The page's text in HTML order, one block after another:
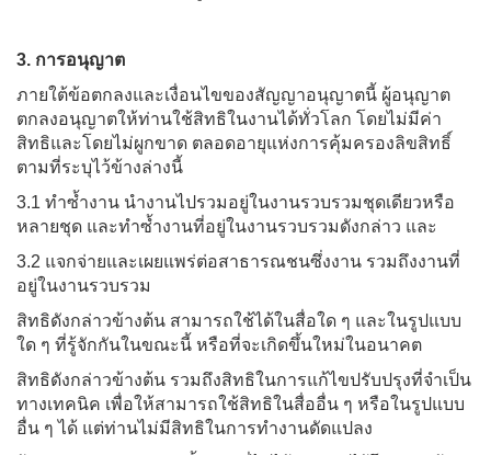
3. การอนุญาต
ภายใต้ข้อตกลงและเงื่อนไขของสัญญาอนุญาตนี้ ผู้อนุญาต
ตกลงอนุญาตให้ท่านใช้สิทธิในงานได้ทั่วโลก โดยไม่มีค่า
สิทธิและโดยไม่ผูกขาด ตลอดอายุแห่งการคุ้มครองลิขสิทธิ์
ตามที่ระบุไว้ข้างล่างนี้
3.1 ทำซ้ำงาน นำงานไปรวมอยู่ในงานรวบรวมชุดเดียวหรือ
หลายชุด และทำซ้ำงานที่อยู่ในงานรวบรวมดังกล่าว และ
3.2 แจกจ่ายและเผยแพร่ต่อสาธารณชนซึ่งงาน รวมถึงงานที่
อยู่ในงานรวบรวม
สิทธิดังกล่าวข้างต้น สามารถใช้ได้ในสื่อใด ๆ และในรูปแบบ
ใด ๆ ที่รู้จักกันในขณะนี้ หรือที่จะเกิดขึ้นใหม่ในอนาคต
สิทธิดังกล่าวข้างต้น รวมถึงสิทธิในการแก้ไขปรับปรุงที่จำเป็น
ทางเทคนิค เพื่อให้สามารถใช้สิทธิในสื่ออื่น ๆ หรือในรูปแบบ
อื่น ๆ ได้ แต่ท่านไม่มีสิทธิในการทำงานดัดแปลง